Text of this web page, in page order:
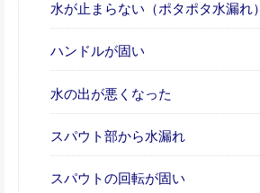
水が止まらない（ポタポタ水漏れ）
ハンドルが固い
水の出が悪くなった
スパウト部から水漏れ
スパウトの回転が固い